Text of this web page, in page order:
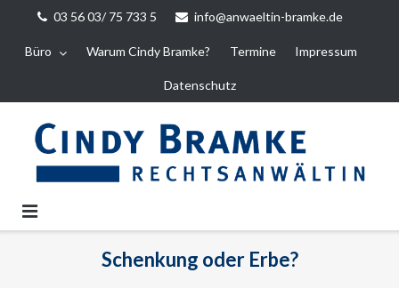
Inhalt
03 56 03/ 75 733 5 info@anwaeltin-bramke.de
Büro Warum Cindy Bramke? Termine Impressum
Datenschutz
Schenkung oder Erbe?